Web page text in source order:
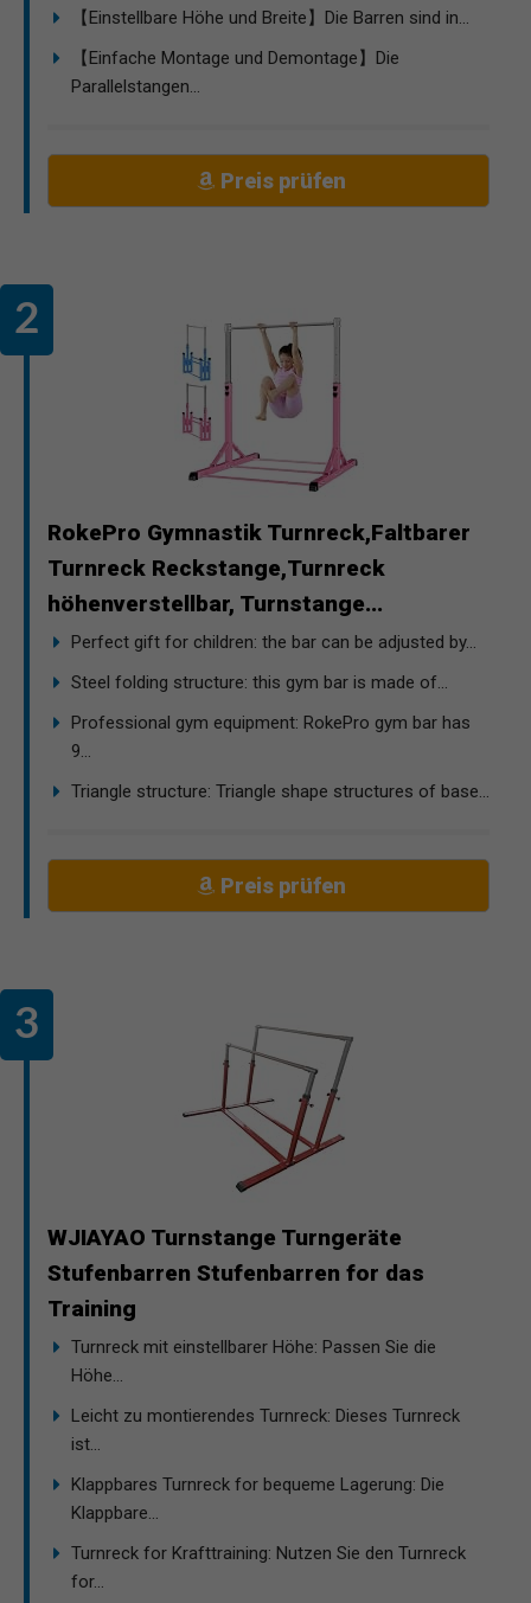
【Einstellbare Höhe und Breite】Die Barren sind in...
【Einfache Montage und Demontage】Die
Parallelstangen...
Preis prüfen
RokePro Gymnastik Turnreck,Faltbarer
Turnreck Reckstange,Turnreck
höhenverstellbar, Turnstange...
Perfect gift for children: the bar can be adjusted by...
Steel folding structure: this gym bar is made of...
Professional gym equipment: RokePro gym bar has
9...
Triangle structure: Triangle shape structures of base...
Preis prüfen
WJIAYAO Turnstange Turngeräte
Stufenbarren Stufenbarren for das
Training
Turnreck mit einstellbarer Höhe: Passen Sie die
Höhe...
Leicht zu montierendes Turnreck: Dieses Turnreck
ist...
Klappbares Turnreck for bequeme Lagerung: Die
Klappbare...
Turnreck for Krafttraining: Nutzen Sie den Turnreck
for...